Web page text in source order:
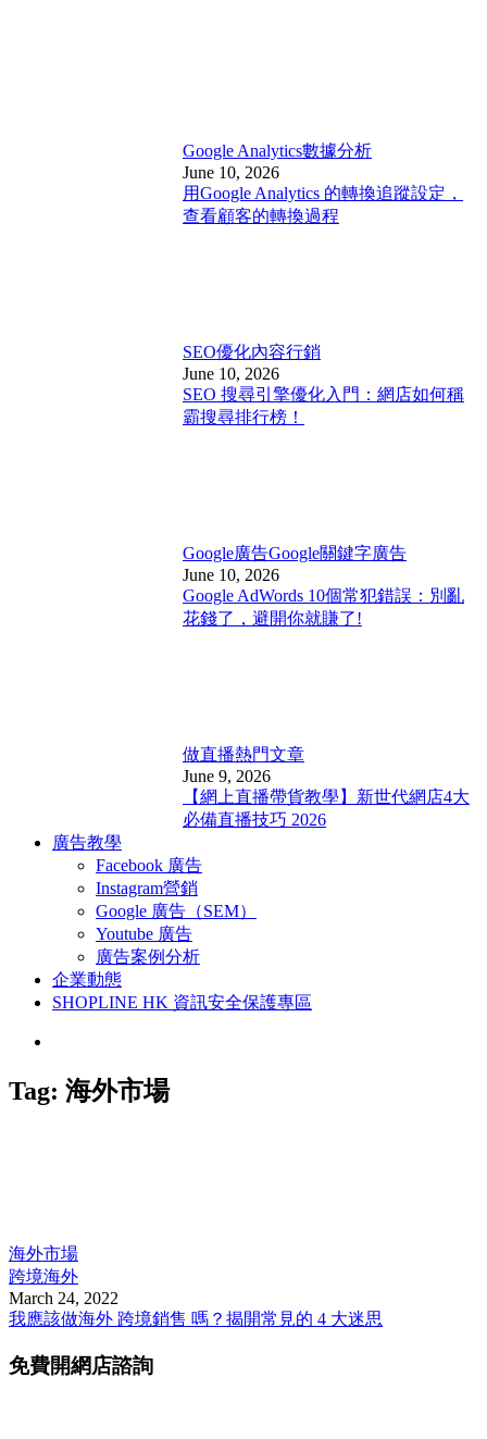
Google Analytics數據分析
June 10, 2026
用Google Analytics 的轉換追蹤設定，
查看顧客的轉換過程
SEO優化內容行銷
June 10, 2026
SEO 搜尋引擎優化入門：網店如何稱
霸搜尋排行榜！
Google廣告Google關鍵字廣告
June 10, 2026
Google AdWords 10個常犯錯誤：別亂
花錢了，避開你就賺了!
做直播熱門文章
June 9, 2026
【網上直播帶貨教學】新世代網店4大
必備直播技巧 2026
廣告教學
Facebook 廣告
Instagram營銷
Google 廣告（SEM）
Youtube 廣告
廣告案例分析
企業動態
SHOPLINE HK 資訊安全保護專區
Tag: 海外市場
海外市場
跨境海外
March 24, 2022
我應該做海外 跨境銷售 嗎？揭開常見的 4 大迷思
免費開網店諮詢